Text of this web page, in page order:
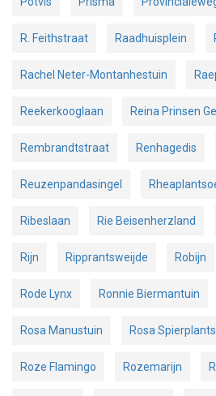
R. Feithstraat Raadhuisplein
Rachel Neter-Montanhestuin
Reekerkooglaan Reina Prinsen
Rembrandtstraat Renhagedis
Reuzenpandasingel
Ribeslaan Rie Beisenherzland
Rijn Ripprantsweijde Robijn
Rode Lynx Ronnie Biermantuin
Rosa Manustuin Rosa
Roze Flamingo Rozemarijn